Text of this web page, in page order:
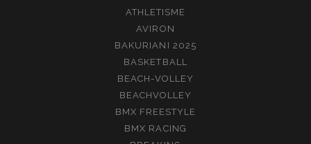
ATHLETISME
AVIRON
BAKURIANI 2025
BASKETBALL
BEACH-VOLLEY
BEACHVOLLEY
BMX FREESTYLE
BMX RACING